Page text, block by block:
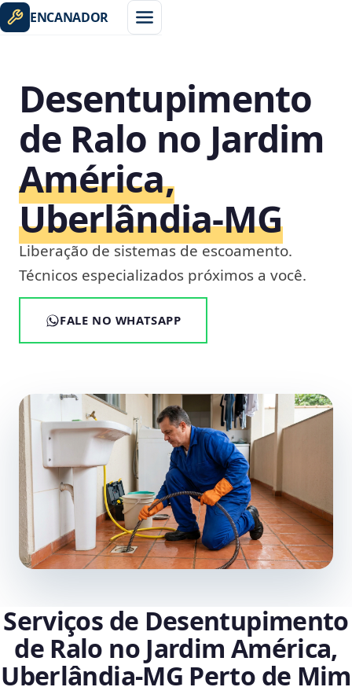
ENCANADOR
Desentupimento
de Ralo no Jardim
América,
Uberlândia‑MG
Liberação de sistemas de escoamento.
Técnicos especializados próximos a você.
FALE NO WHATSAPP
Serviços de Desentupimento
de Ralo no Jardim América,
Uberlândia‑MG Perto de Mim